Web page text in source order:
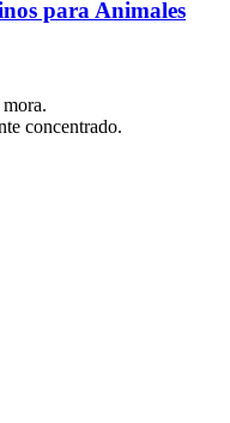
para Animales
concentrado.